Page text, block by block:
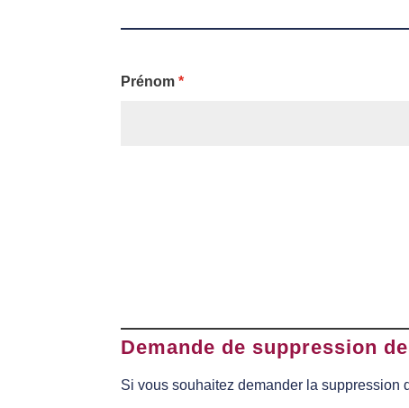
Prénom*
Demande de suppression
Si vous souhaitez demander la suppression